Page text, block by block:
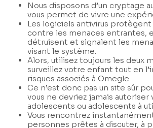
Nous disposons d’un cryptage
vous permet de vivre une
Les logiciels antivirus protègent
contre les menaces entrantes,
détruisent et signalent les
visant le système.
Alors, utilisez toujours les deux
surveillez votre enfant tout en
risques associés à Omegle.
Ce n’est donc pas un site sûr
vous ne devriez jamais autoriser
adolescents ou adolescents à
Vous rencontrez
personnes prêtes à discuter, à